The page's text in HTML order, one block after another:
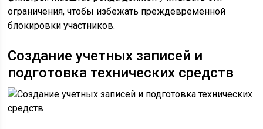
ограничения, чтобы избежать преждевременной
блокировки участников.
Создание учетных записей и
подготовка технических средств